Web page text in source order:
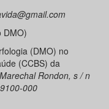
DMO)
(DMO) no
(CCBS) da
Rondon, s / n
000